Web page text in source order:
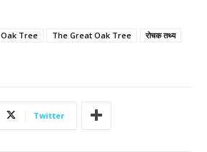
Oak Tree The Great Oak Tree
रोचक तथ्य
Twitter